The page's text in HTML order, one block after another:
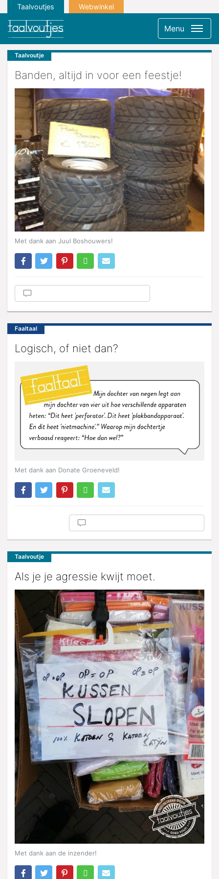
Taalvoutjes Webwinkel
Menu
Taalvoutje
Banden, altijd in voor een feestje!
Met dank aan Juul Boshouwers!
Faaltaal
Logisch, of niet dan?
Met dank aan Donate Groeneveld!
Taalvoutje
Als je je agressie kwijt moet.
Met dank aan de inzender!